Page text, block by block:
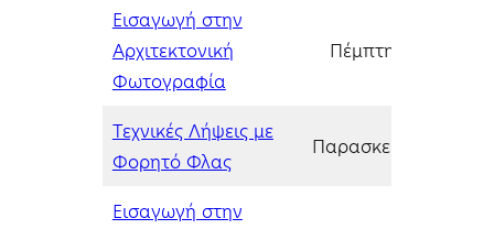
Εισαγωγή στην
Αρχιτεκτονική
Φωτογραφία
Πέμπτη, 05/02/
Τεχνικές Λήψεις με
Φορητό Φλας
Παρασκευή, 06/02/
Εισαγωγή στην